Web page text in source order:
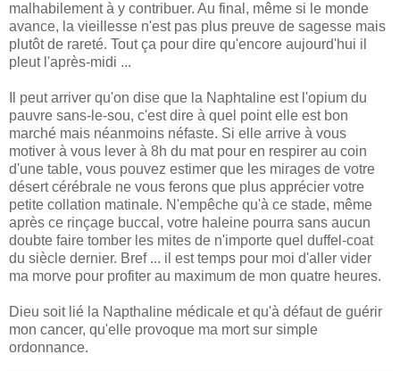
malhabilement à y contribuer. Au final, même si le monde
avance, la vieillesse n'est pas plus preuve de sagesse mais
plutôt de rareté. Tout ça pour dire qu'encore aujourd'hui il
pleut l'après-midi ...
Il peut arriver qu'on dise que la Naphtaline est l'opium du
pauvre sans-le-sou, c'est dire à quel point elle est bon
marché mais néanmoins néfaste. Si elle arrive à vous
motiver à vous lever à 8h du mat pour en respirer au coin
d'une table, vous pouvez estimer que les mirages de votre
désert cérébrale ne vous ferons que plus apprécier votre
petite collation matinale. N'empêche qu'à ce stade, même
après ce rinçage buccal, votre haleine pourra sans aucun
doubte faire tomber les mites de n'importe quel duffel-coat
du siècle dernier. Bref ... il est temps pour moi d'aller vider
ma morve pour profiter au maximum de mon quatre heures.
Dieu soit lié la Napthaline médicale et qu'à défaut de guérir
mon cancer, qu'elle provoque ma mort sur simple
ordonnance.